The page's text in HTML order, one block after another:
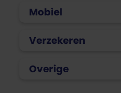
Mobiel
Verzekeren
Overige